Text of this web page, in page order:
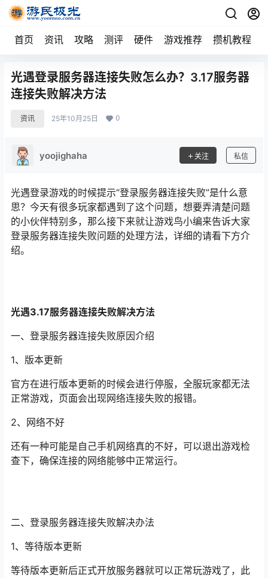
首页 资讯 攻略 测评 硬件 游戏推荐 攒机教程
光遇登录服务器连接失败怎么办？3.17服务器
连接失败解决方法
资讯 25年10月25日 0
yoojighaha 关注 私信
光遇登录游戏的时候提示“登录服务器连接失败”是什么意
思？今天有很多玩家都遇到了这个问题，想要弄清楚问题
的小伙伴特别多，那么接下来就让游戏鸟小编来告诉大家
登录服务器连接失败问题的处理方法，详细的请看下方介
绍。
光遇3.17服务器连接失败解决方法
一、登录服务器连接失败原因介绍
1、版本更新
官方在进行版本更新的时候会进行停服，全服玩家都无法
正常游戏，页面会出现网络连接失败的报错。
2、网络不好
还有一种可能是自己手机网络真的不好，可以退出游戏检
查下，确保连接的网络能够中正常运行。
二、登录服务器连接失败解决办法
1、等待版本更新
等待版本更新后正式开放服务器就可以正常玩游戏了，此